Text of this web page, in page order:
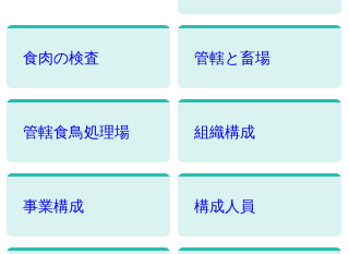
食肉の検査 管轄と畜場
管轄食鳥処理場 組織構成
事業構成 構成人員